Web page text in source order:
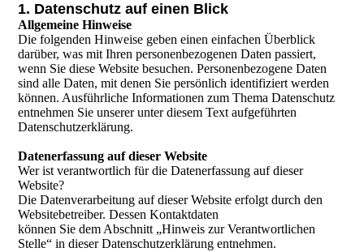
1. Datenschutz auf einen Blick
Allgemeine Hinweise
Die folgenden Hinweise geben einen einfachen Überblick
darüber, was mit Ihren personenbezogenen Daten passiert,
wenn Sie diese Website besuchen. Personenbezogene Daten
sind alle Daten, mit denen Sie persönlich identifiziert werden
können. Ausführliche Informationen zum Thema Datenschutz
entnehmen Sie unserer unter diesem Text aufgeführten
Datenschutzerklärung.
Datenerfassung auf dieser Website
Wer ist verantwortlich für die Datenerfassung auf dieser
Website?
Die Datenverarbeitung auf dieser Website erfolgt durch den
Websitebetreiber. Dessen Kontaktdaten
können Sie dem Abschnitt „Hinweis zur Verantwortlichen
Stelle“ in dieser Datenschutzerklärung entnehmen.